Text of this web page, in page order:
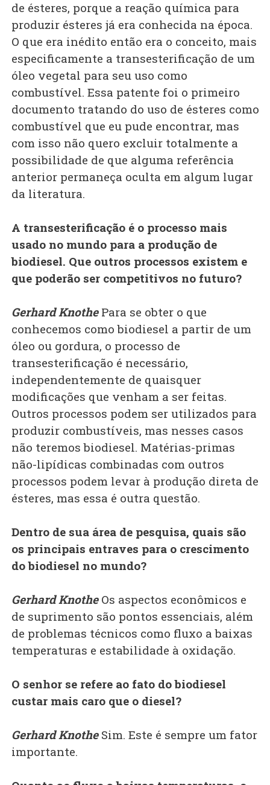
de ésteres, porque a reação química para
produzir ésteres já era conhecida na época.
O que era inédito então era o conceito, mais
especificamente a transesterificação de um
óleo vegetal para seu uso como
combustível. Essa patente foi o primeiro
documento tratando do uso de ésteres como
combustível que eu pude encontrar, mas
com isso não quero excluir totalmente a
possibilidade de que alguma referência
anterior permaneça oculta em algum lugar
da literatura.
A transesterificação é o processo mais
usado no mundo para a produção de
biodiesel. Que outros processos existem e
que poderão ser competitivos no futuro?
Gerhard KnothePara se obter o que
conhecemos como biodiesel a partir de um
óleo ou gordura, o processo de
transesterificação é necessário,
independentemente de quaisquer
modificações que venham a ser feitas.
Outros processos podem ser utilizados para
produzir combustíveis, mas nesses casos
não teremos biodiesel. Matérias-primas
não-lipídicas combinadas com outros
processos podem levar à produção direta de
ésteres, mas essa é outra questão.
Dentro de sua área de pesquisa, quais são
os principais entraves para o crescimento
do biodiesel no mundo?
Gerhard KnotheOs aspectos econômicos e
de suprimento são pontos essenciais, além
de problemas técnicos como fluxo a baixas
temperaturas e estabilidade à oxidação.
O senhor se refere ao fato do biodiesel
custar mais caro que o diesel?
Gerhard KnotheSim. Este é sempre um fator
importante.